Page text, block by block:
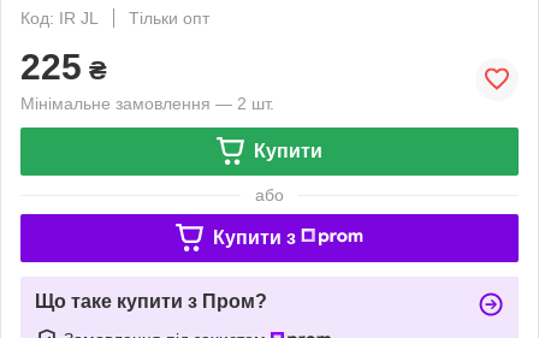
Код: IR JL
Тільки опт
225 ₴
Мінімальне замовлення — 2 шт.
Купити
або
Купити з
Що таке купити з Пром?